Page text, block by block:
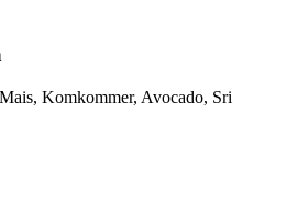
Komkommer, Avocado, Sri